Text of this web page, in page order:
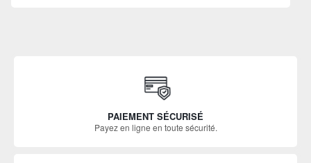
PAIEMENT SÉCURISÉ
Payez en ligne en toute sécurité.